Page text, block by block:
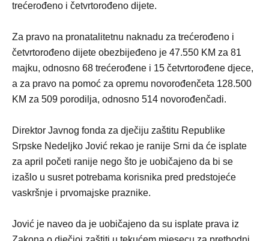
trećerođeno i četvrtorođeno dijete.
Za pravo na pronatalitetnu naknadu za trećerođeno i
četvrtorođeno dijete obezbijeđeno je 47.550 KM za 81
majku, odnosno 68 trećerođene i 15 četvrtorođene djece,
a za pravo na pomoć za opremu novorođenčeta 128.500
KM za 509 porodilja, odnosno 514 novorođenčadi.
Direktor Javnog fonda za dječiju zaštitu Republike
Srpske Nedeljko Jović rekao je ranije Srni da će isplate
za april početi ranije nego što je uobičajeno da bi se
izašlo u susret potrebama korisnika pred predstojeće
vaskršnje i prvomajske praznike.
Jović je naveo da je uobičajeno da su isplate prava iz